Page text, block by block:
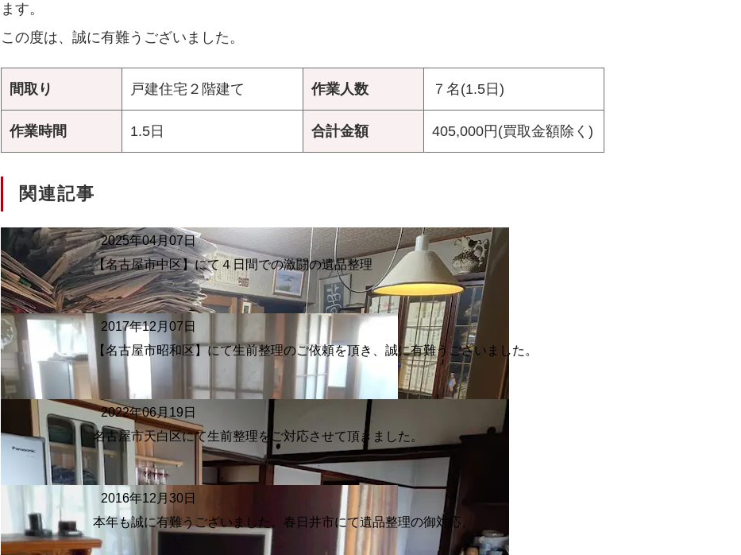
ます。
この度は、誠に有難うございました。
間取り 戸建住宅２階建て 作業人数 ７名(1.5日)
作業時間 1.5日 合計金額 405,000円(買取金額除く)
関連記事
2025年04月07日
【名古屋市中区】にて４日間での激闘の遺品整理
2017年12月07日
【名古屋市昭和区】にて生前整理のご依頼を頂き、誠に有難うございました。
2022年06月19日
名古屋市天白区にて生前整理をご対応させて頂きました。
2016年12月30日
本年も誠に有難うございました。春日井市にて遺品整理の御対応。